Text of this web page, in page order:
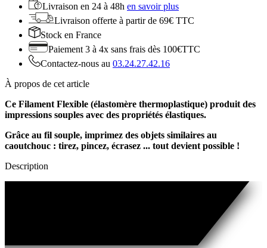
Livraison en 24 à 48h en savoir plus
Livraison offerte à partir de 69€ TTC
Stock en France
Paiement 3 à 4x sans frais dès 100€TTC
Contactez-nous au 03.24.27.42.16
À propos de cet article
Ce Filament Flexible (élastomère thermoplastique) produit des
impressions souples avec des propriétés élastiques.
Grâce au fil souple, imprimez des objets similaires au
caoutchouc : tirez, pincez, écrasez ... tout devient possible !
Description